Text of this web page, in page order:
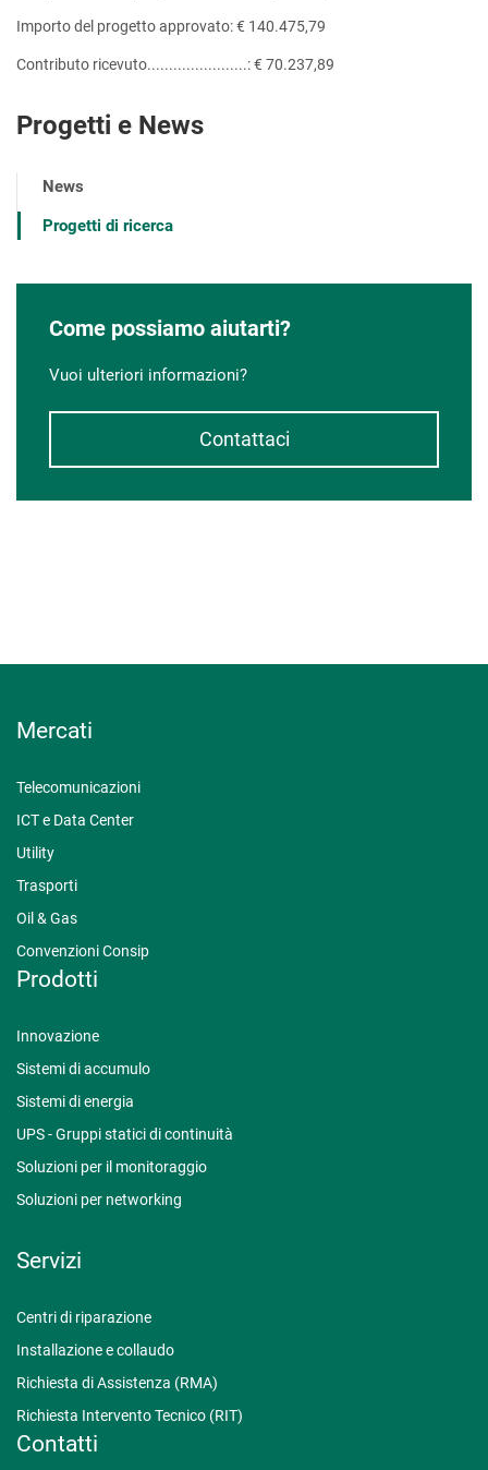
Importo del progetto approvato: € 140.475,79
Contributo ricevuto.......................: € 70.237,89
Progetti e News
News
Progetti di ricerca
Come possiamo aiutarti?
Vuoi ulteriori informazioni?
Contattaci
Mercati
Telecomunicazioni
ICT e Data Center
Utility
Trasporti
Oil & Gas
Convenzioni Consip
Prodotti
Innovazione
Sistemi di accumulo
Sistemi di energia
UPS - Gruppi statici di continuità
Soluzioni per il monitoraggio
Soluzioni per networking
Servizi
Centri di riparazione
Installazione e collaudo
Richiesta di Assistenza (RMA)
Richiesta Intervento Tecnico (RIT)
Contatti